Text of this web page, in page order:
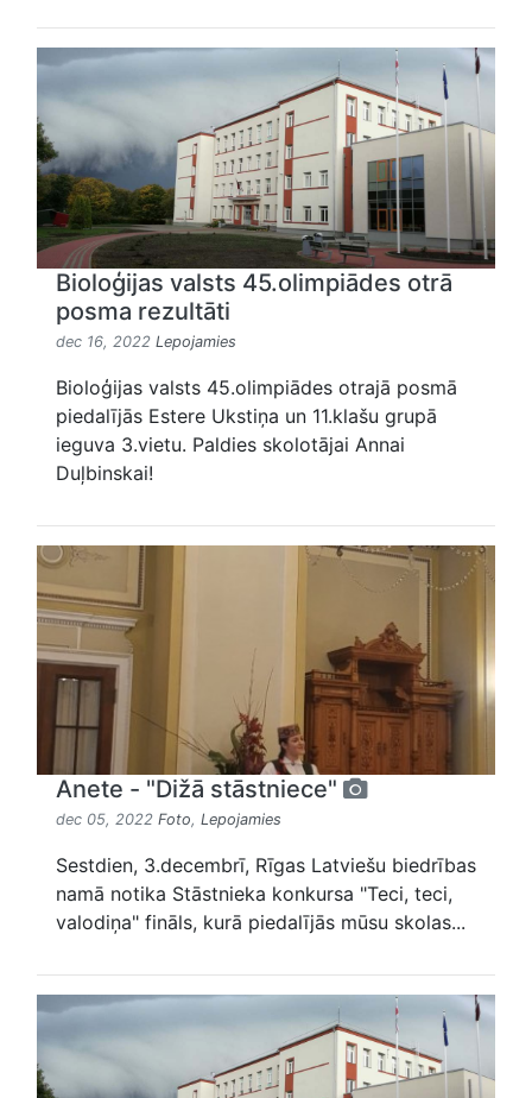
Bioloģijas valsts 45.olimpiādes otrā
posma rezultāti
dec 16, 2022 Lepojamies
Bioloģijas valsts 45.olimpiādes otrajā posmā
piedalījās Estere Ukstiņa un 11.klašu grupā
ieguva 3.vietu. Paldies skolotājai Annai
Duļbinskai!
Anete - "Dižā stāstniece"
dec 05, 2022 Foto, Lepojamies
Sestdien, 3.decembrī, Rīgas Latviešu biedrības
namā notika Stāstnieka konkursa "Teci, teci,
valodiņa" fināls, kurā piedalījās mūsu skolas...